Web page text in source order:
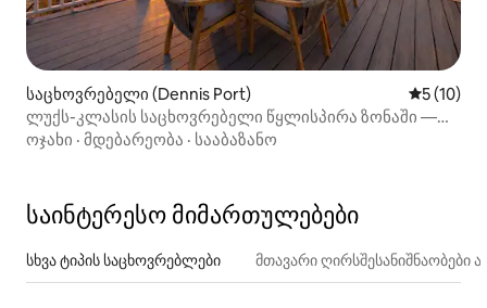
საცხოვრებელი (Dennis Port) საშუალო
5 (10)
ლუქს-კლასის საცხოვრებელი წყლისპირა ზონაში —
ჯაკუზი, ტერასა და ხედი წყალზე
ოჯახი · მდებარეობა · სააბაზანო
საინტერესო მიმართულებები
სხვა ტიპის საცხოვრებლები მთავარი